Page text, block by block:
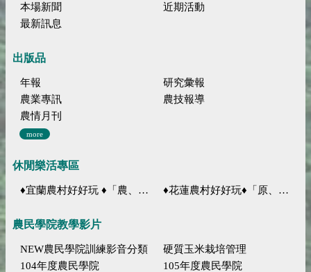
本場新聞
近期活動
最新訊息
出版品
年報
研究彙報
農業專訊
農技報導
農情月刊
more
休閒樂活專區
♦宜蘭農村好好玩 ♦「農、藝、山、水」四條遊程推薦 ♦花蓮農村好好玩♦「原、生、慢、活」四條遊程推薦
農民學院教學影片
NEW農民學院訓練影音分類
硬質玉米栽培管理
104年度農民學院
105年度農民學院